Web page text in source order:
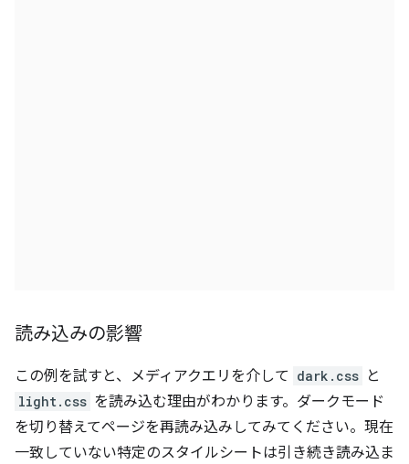
読み込みの影響
この例を試すと、メディアクエリを介して dark.css と
light.css を読み込む理由がわかります。ダークモード
を切り替えてページを再読み込みしてみてください。現在
一致していない特定のスタイルシートは引き続き読み込ま